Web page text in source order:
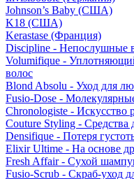
Johnson’s Baby (США)
K18 (США)
Kerastase (Франция)
Discipline - Непослушные
Volumifique -
волос
Blond Absolu - Уход для
Fusio-Dose -
Chronologiste - Искусство
Couture Styling - Средства
Densifique - Потеря
Elixir Ultime - На основе
Fresh Affair - Сухой
Fusio-Scrub - Скраб-уход